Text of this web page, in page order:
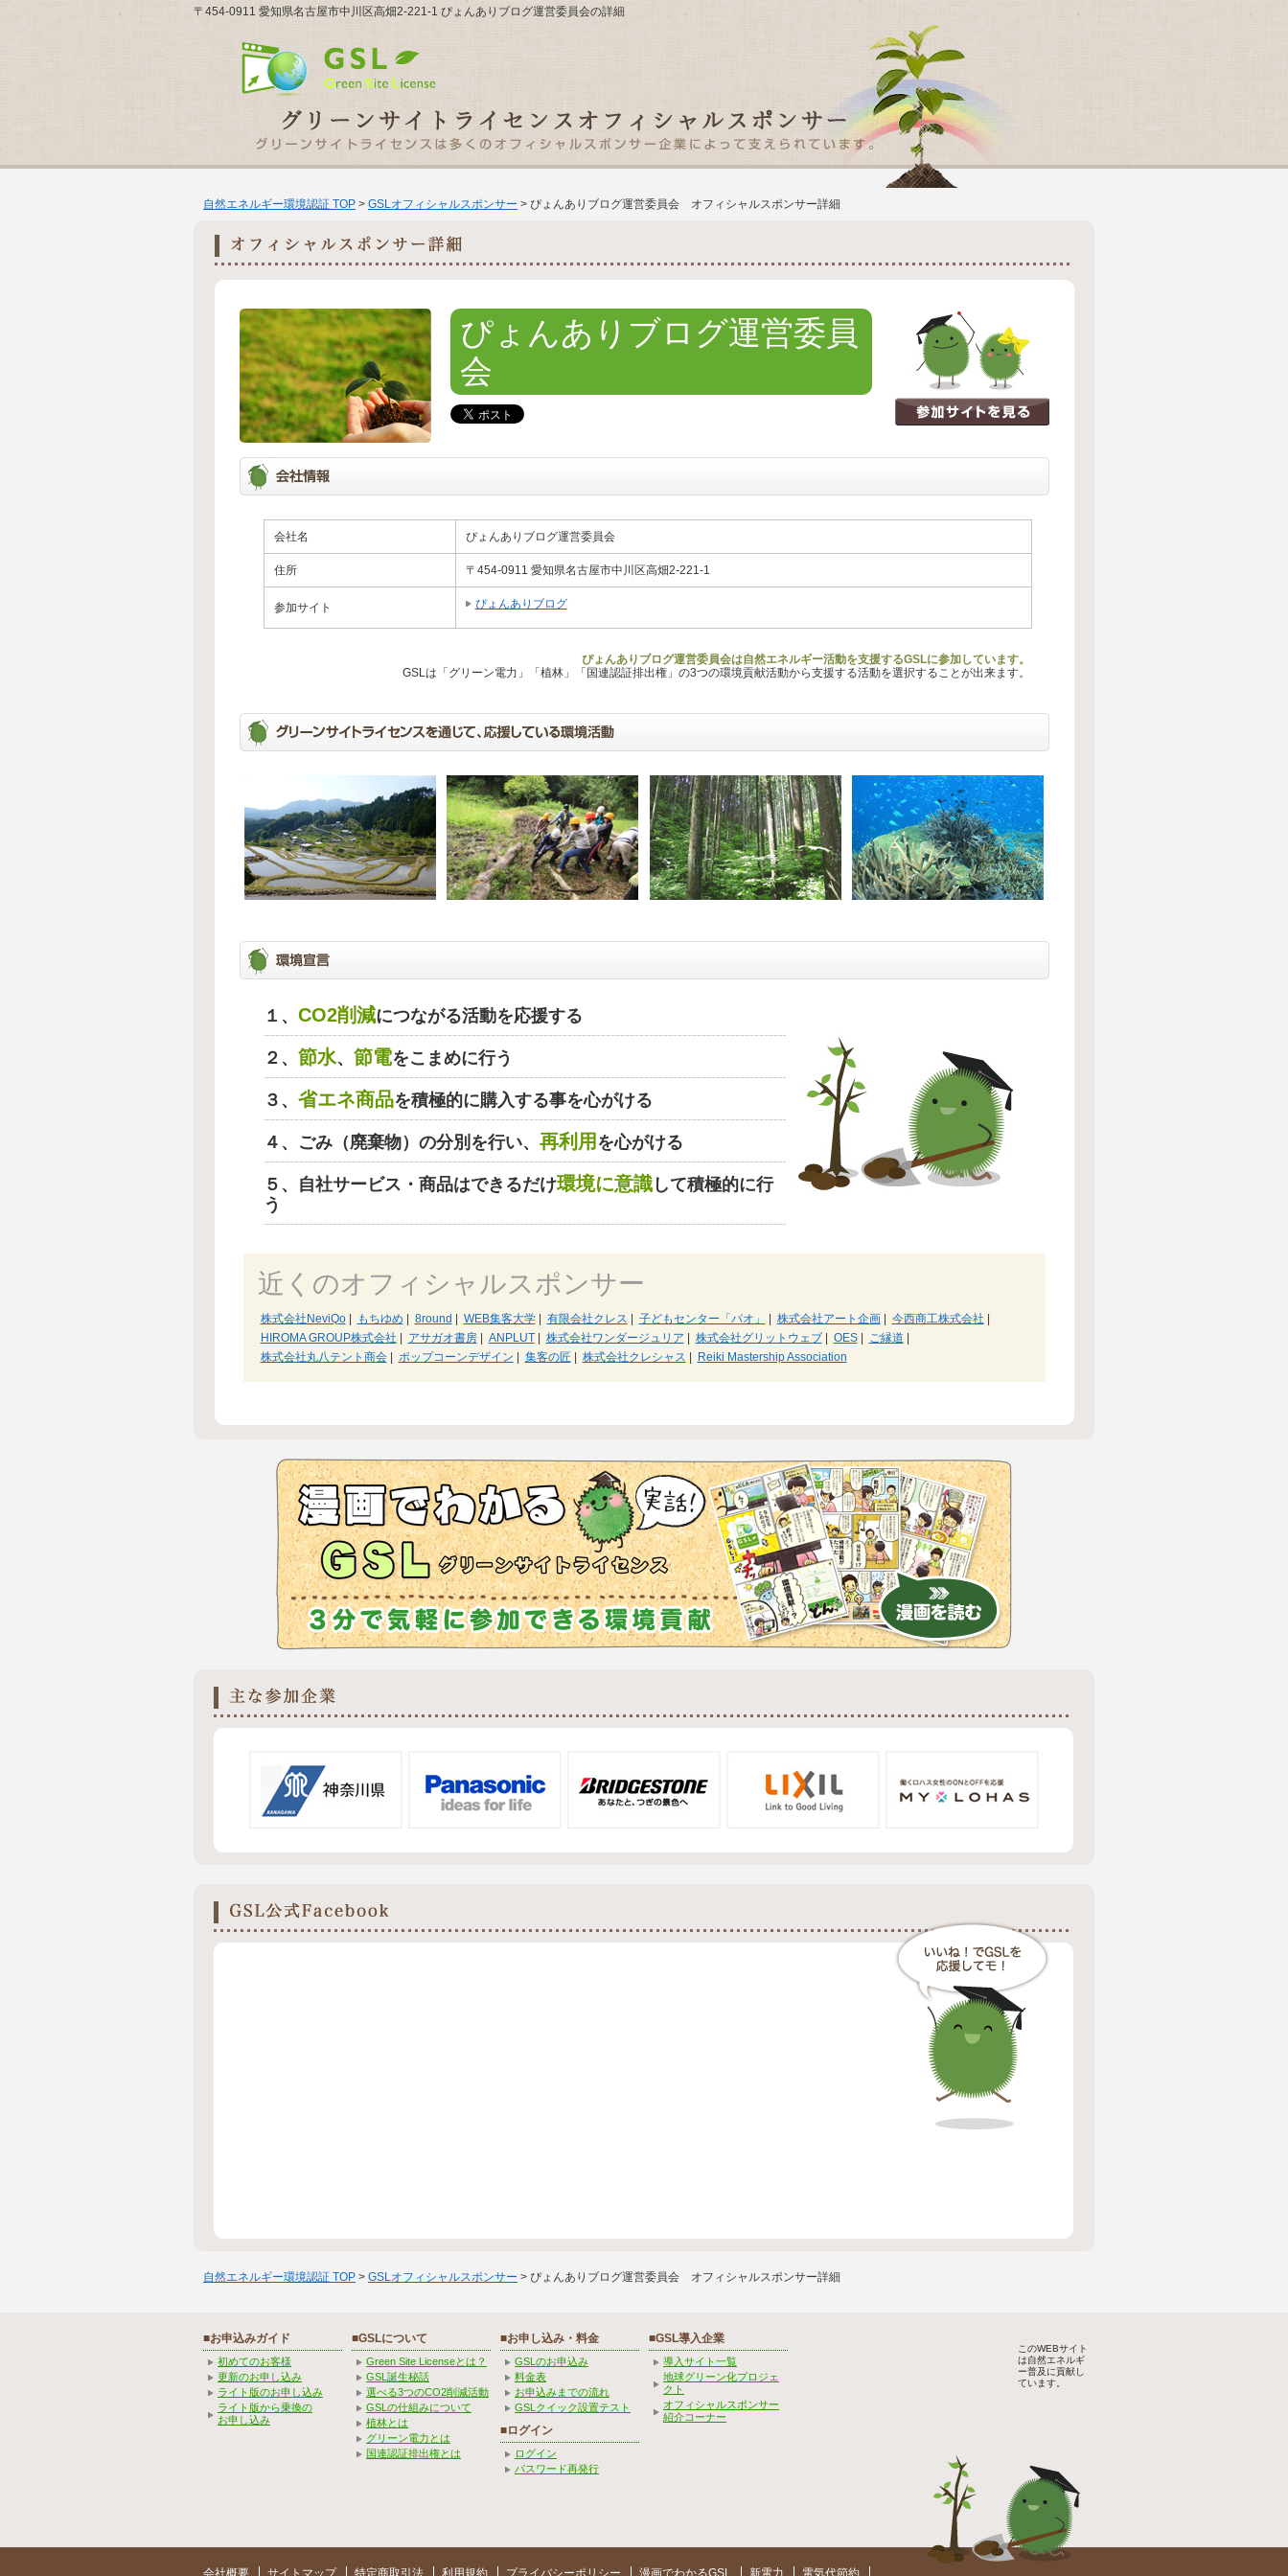
〒454-0911 愛知県名古屋市中川区高畑2-221-1 ぴょんありブログ運営委員会の詳細
自然エネルギー環境認証 TOP > GSLオフィシャルスポンサー > ぴょんありブログ運営委員会 オフィシャルスポンサー詳細
ぴょんありブログ運営委員
会
会社名 ぴょんありブログ運営委員会
住所 〒454-0911 愛知県名古屋市中川区高畑2-221-1
参加サイト ぴょんありブログ
ぴょんありブログ運営委員会は自然エネルギー活動を支援するGSLに参加しています。
GSLは「グリーン電力」「植林」「国連認証排出権」の3つの環境貢献活動から支援する活動を選択することが出来ます。
１、 CO2削減につながる活動を応援する
２、 節水、 節電をこまめに行う
３、 省エネ商品を積極的に購入する事を心がける
４、ごみ（廃棄物）の分別を行い、 再利用 を心がける
５、自社サービス・商品はできるだけ環境に意識して積極的に行
う
近くのオフィシャルスポンサー
株式会社NeviQo| もちゆめ 8round WEB集客大学| 有限会社クレス 子どもセンター「パオ」 株式会社アート企画| 今西商工株式会社
HIROMA GROUP株式会社
アサガオ書房| ANPLUT| 株式会社ワンダージュリア 株式会社グリットウェブ| OES| ご縁道
株式会社丸八テント商会| ポップコーンデザイン 集客の匠 株式会社クレシャス Reiki Mastership Association
自然エネルギー環境認証 TOP > GSLオフィシャルスポンサー > ぴょんありブログ運営委員会 オフィシャルスポンサー詳細
■お申込みガイド
初めてのお客様
更新のお申し込み
ライト版のお申し込み
ライト版から乗換の
お申し込み
■GSLについて
Green Site Licenseとは？
GSL誕生秘話
選べる3つのCO2削減活動
GSLの仕組みについて
植林とは
グリーン電力とは
国連認証排出権とは
■お申し込み・料金
GSLのお申込み
料金表
お申込みまでの流れ
GSLクイック設置テスト
■ログイン
ログイン
パスワード再発行
■GSL導入企業
導入サイト一覧
地球グリーン化プロジェ
クト
オフィシャルスポンサー
紹介コーナー
このWEBサイト
は自然エネルギ
ー普及に貢献し
ています。
会社概要 サイトマップ 特定商取引法 利用規約 プライバシーポリシー 漫画でわかるGSL 新電力 電気代節約